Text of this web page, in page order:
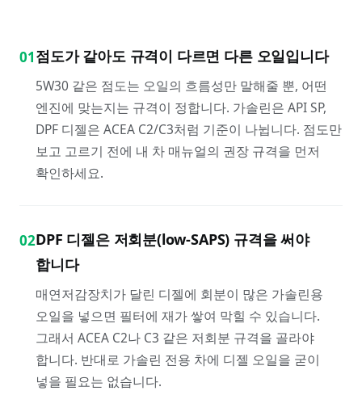
01점도가 같아도 규격이 다르면 다른 오일입니다
5W30 같은 점도는 오일의 흐름성만 말해줄 뿐, 어떤
엔진에 맞는지는 규격이 정합니다. 가솔린은 API SP,
DPF 디젤은 ACEA C2/C3처럼 기준이 나뉩니다. 점도만
보고 고르기 전에 내 차 매뉴얼의 권장 규격을 먼저
확인하세요.
02DPF 디젤은 저회분(low-SAPS) 규격을 써야
합니다
매연저감장치가 달린 디젤에 회분이 많은 가솔린용
오일을 넣으면 필터에 재가 쌓여 막힐 수 있습니다.
그래서 ACEA C2나 C3 같은 저회분 규격을 골라야
합니다. 반대로 가솔린 전용 차에 디젤 오일을 굳이
넣을 필요는 없습니다.